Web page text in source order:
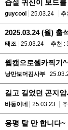
습설 귀신이 보드
guycool
25.03.24 추
2025.03.24 (월) 출
태조
25.03.24 추천 :
웹캠으로쎌카찍기
낭만보더김사부
길고 길었던 곤지
바둥이네
25.03.23
용평 탈 만 합니다~